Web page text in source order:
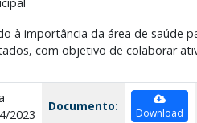
à importância da área de saúde
com objetivo de colaborar
2023
Documento: Download